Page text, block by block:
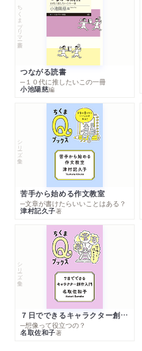
ちくまプリマー新書
つながる読書
─１０代に推したいこの一冊
小池陽慈編
シリーズ・全集
苦手から始める作文教室
─文章が書けたらいいことはある？
津村記久子著
シリーズ・全集
７日でできるキャラクター創作入門
─想像って役立つの？
名取佐和子著